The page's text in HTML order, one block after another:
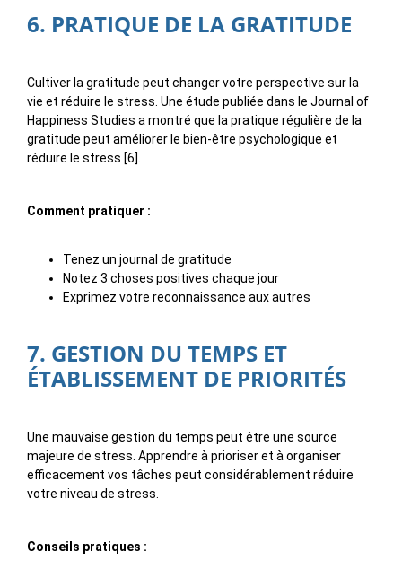
6. PRATIQUE DE LA GRATITUDE
Cultiver la gratitude peut changer votre perspective sur la
vie et réduire le stress. Une étude publiée dans le Journal of
Happiness Studies a montré que la pratique régulière de la
gratitude peut améliorer le bien-être psychologique et
réduire le stress [6].
Comment pratiquer :
Tenez un journal de gratitude
Notez 3 choses positives chaque jour
Exprimez votre reconnaissance aux autres
7. GESTION DU TEMPS ET
ÉTABLISSEMENT DE PRIORITÉS
Une mauvaise gestion du temps peut être une source
majeure de stress. Apprendre à prioriser et à organiser
efficacement vos tâches peut considérablement réduire
votre niveau de stress.
Conseils pratiques :